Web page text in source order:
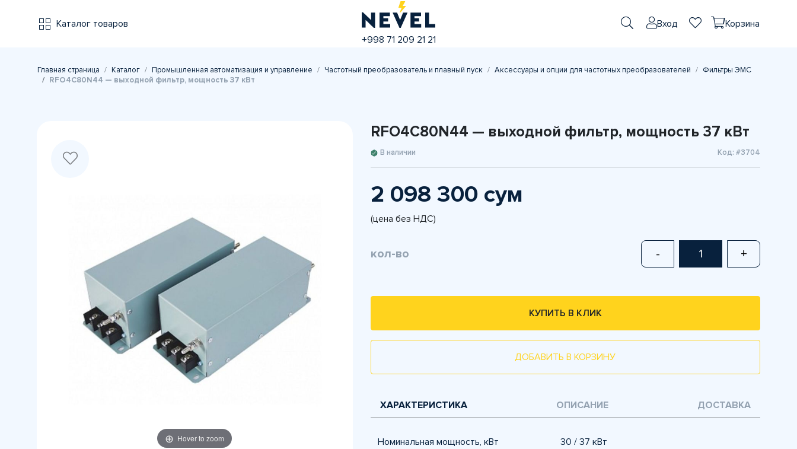
Каталог товаров
+998 71 209 21 21
Вход Корзина
Главная страница Каталог Промышленная автоматизация и управление Частотный преобразователь и плавный пуск Аксессуары и опции для частотных преобразователей
Фильтры ЭМС
RFO4C80N44 — выходной фильтр, мощность 37 кВт
Hover to zoom
RFO4C80N44 — выходной фильтр, мощность 37 кВт
В наличии Код: #3704
2 098 300 сум
(цена без НДС)
кол-во - +
КУПИТЬ В КЛИК
ДОБАВИТЬ В КОРЗИНУ
ХАРАКТЕРИСТИКА ОПИСАНИЕ ДОСТАВКА
Номинальная мощность, кВт 30 / 37 кВт